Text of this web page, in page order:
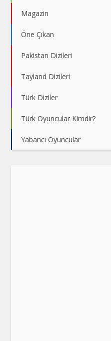
Magazin
Öne Çıkan
Pakistan Dizileri
Tayland Dizileri
Türk Diziler
Türk Oyuncular Kimdir?
Yabancı Oyuncular